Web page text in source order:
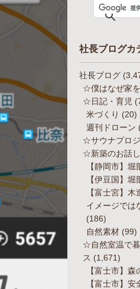
社長ブログカ
社長ブログ
☆僕はなぜ家
☆日記・育児
米づくり (20)
週刊ドローン
☆サウナプロ
☆新築のお話し
【静岡市】堀
【伊豆国】堀
【富士宮】
イメージでは
(186)
自然素材 (99)
☆自然室温で
ス (1,671)
【富士市】
【富士市】